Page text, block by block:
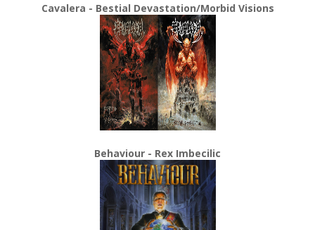
Cavalera - Bestial Devastation/Morbid Visions
Behaviour - Rex Imbecilic